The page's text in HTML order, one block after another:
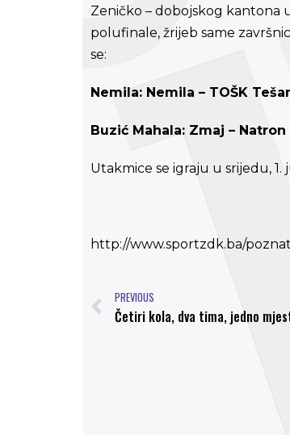
Zeničko – dobojskog kantona
polufinale, žrijeb same
se:
Nemila: Nemila – TOŠK
Buzić Mahala: Zmaj – Natron
Utakmice se igraju u srijedu, 1.
http://www.sportzdk.ba/
PREVIOUS
Četiri kola, dva tima, jedno